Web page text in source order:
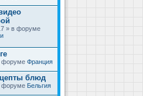
» в форуме
форуме Франция
блюд
форуме Бельгия